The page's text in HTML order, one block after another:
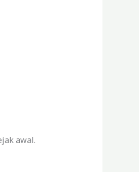
awal.